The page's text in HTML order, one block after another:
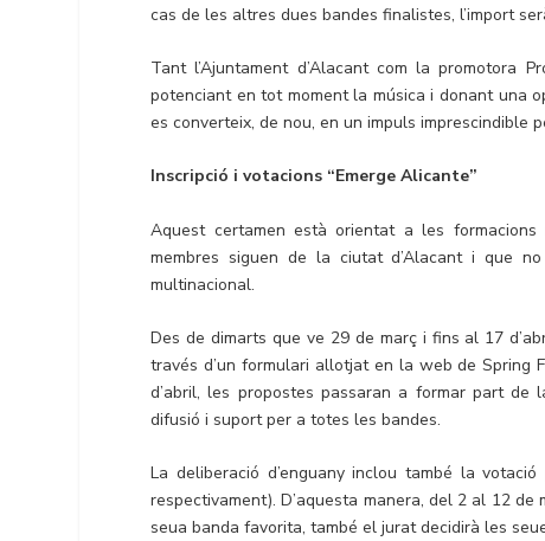
cas de les altres dues bandes finalistes, l’import
Tant l’Ajuntament d’Alacant com la promotora
potenciant en tot moment la música i donant una
es converteix, de nou, en un impuls imprescindible
Inscripció i votacions “Emerge Alicante”
Aquest certamen està orientat a les
membres siguen de la ciutat d’Alacant i que
multinacional.
Des de dimarts que ve 29 de març i fins al 17
través d’un formulari allotjat en la web de Spring
d’abril, les propostes passaran a formar part
difusió i suport per a totes les bandes.
La deliberació d’enguany inclou també la
respectivament). D’aquesta manera, del 2 al 12
seua banda favorita, també el jurat decidirà les